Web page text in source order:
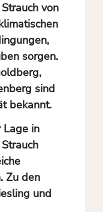
von
sorgen.
sind
bekannt.
Lage in
Zu den
und